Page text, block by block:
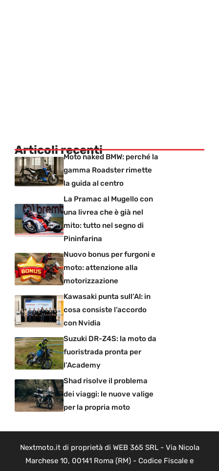
Articoli recentiMoto naked BMW: perché la
gamma Roadster rimette
la guida al centro
La Pramac al Mugello con
una livrea che è già nel
mito: tutto nel segno di
Pininfarina
Nuovo bonus per furgoni e
moto: attenzione alla
motorizzazione
Kawasaki punta sull’AI: in
cosa consiste l’accordo
con Nvidia
Suzuki DR-Z4S: la moto da
fuoristrada pronta per
l’Academy
Shad risolve il problema
dei viaggi: le nuove valige
per la propria moto
Nextmoto.it di proprietà di WEB 365 SRL - Via Nicola
Marchese 10, 00141 Roma (RM) - Codice Fiscale e